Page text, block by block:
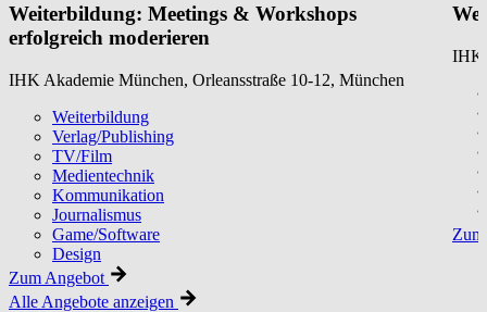
Weiterbildung: Meetings & Workshops
erfolgreich moderieren
IHK Akademie München, Orleansstraße 10-12, München
Weiterbildung
Verlag/Publishing
TV/Film
Medientechnik
Kommunikation
Journalismus
Game/Software
Design
Zum Angebot
IHK
Alle Angebote anzeigen